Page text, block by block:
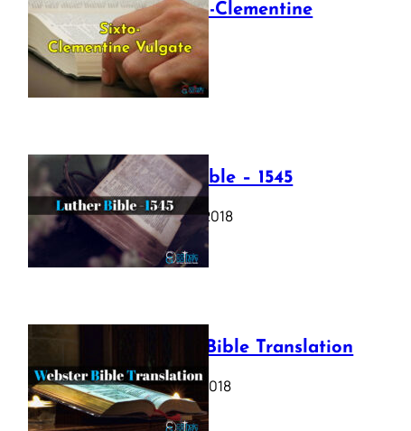
The Sixto-Clementine
Vulgate
July 12, 2025
Luther Bible – 1545
October 17, 2018
Webster Bible Translation
October 11, 2018